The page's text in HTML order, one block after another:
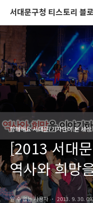
서대문구청 티스토리 블
함께해요 서대문/기자단이 본 세상
[2013 서대
역사와 희망
위안부 할머
알 수 없는 사용자 2013. 9. 30.